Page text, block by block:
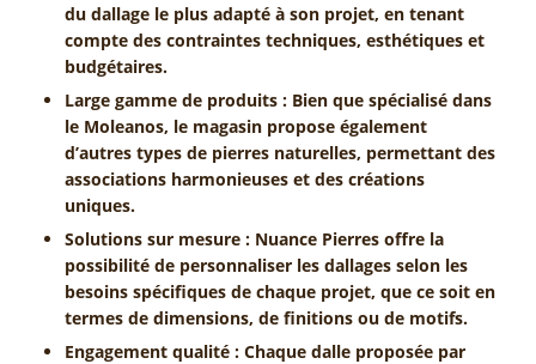
du dallage le plus adapté à son projet, en tenant
compte des contraintes techniques, esthétiques et
budgétaires.
Large gamme de produits : Bien que spécialisé dans
le Moleanos, le magasin propose également
d’autres types de pierres naturelles, permettant des
associations harmonieuses et des créations
uniques.
Solutions sur mesure : Nuance Pierres offre la
possibilité de personnaliser les dallages selon les
besoins spécifiques de chaque projet, que ce soit en
termes de dimensions, de finitions ou de motifs.
Engagement qualité : Chaque dalle proposée par